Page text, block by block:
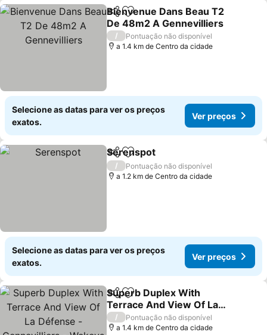
PartilharAdicionar aos favoritos
Bienvenue Dans Beau T2
De 48m2 A Gennevilliers
Ver preços
/
Pontuação não disponível
a 1.4 km de Centro da cidade
Selecione as datas para ver os preços
exatos.
Ver preços
PartilharAdicionar aos favoritos
Serenspot
/
Pontuação não disponível
a 1.2 km de Centro da cidade
Selecione as datas para ver os preços
exatos.
Ver preços
PartilharAdicionar aos favoritos
Superb Duplex With
Terrace And View Of La
Défense - Gennevilliers -
Wekeys
Ver preços
/
Pontuação não disponível
a 1.4 km de Centro da cidade